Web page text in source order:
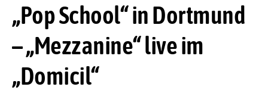
„Pop School“ in Dortmund
– „Mezzanine“ live im
„Domicil“